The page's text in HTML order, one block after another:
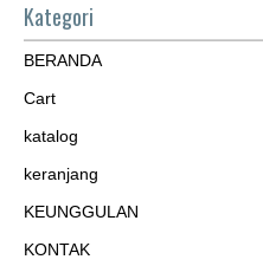
Kategori
BERANDA
Cart
katalog
keranjang
KEUNGGULAN
KONTAK